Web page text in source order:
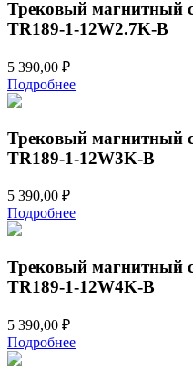
Трековый магнитный
TR189-1-12W2.7K-B
5 390,00 ₽
Подробнее
Трековый магнитный
TR189-1-12W3K-B
5 390,00 ₽
Подробнее
Трековый магнитный
TR189-1-12W4K-B
5 390,00 ₽
Подробнее